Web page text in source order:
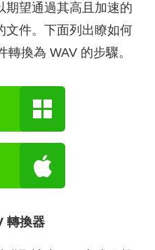
期望通過其高且加速的
文件。下面列出瞭如何
換為 WAV 的步驟。
轉換器